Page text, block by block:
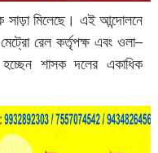
সাড়া মিলেছে। এই আন্দোলনে
রেল কর্তৃপক্ষ এবং ওলা–
শাসক দলের একাধিক